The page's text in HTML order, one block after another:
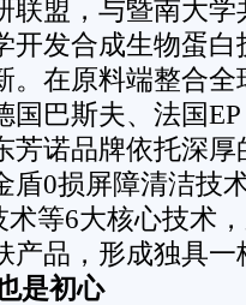
联盟，与暨南大
开发合成生物蛋
。在原料端整合
国巴斯夫、法国
芳诺品牌依托深
盾0损屏障清洁技
等6大核心技术
产品，形成独具
是初心